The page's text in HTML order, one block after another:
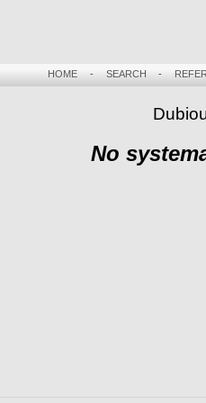
HOME- SEARCH -
No